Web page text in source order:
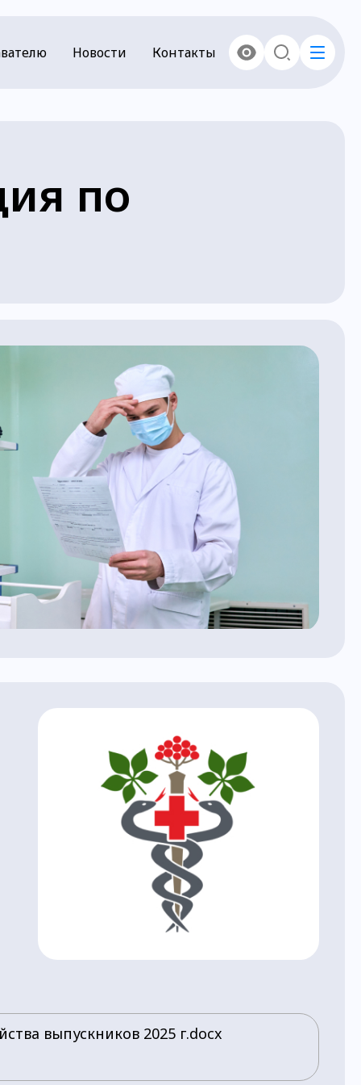
Новости Контакты
по
выпускников 2025 г.docx